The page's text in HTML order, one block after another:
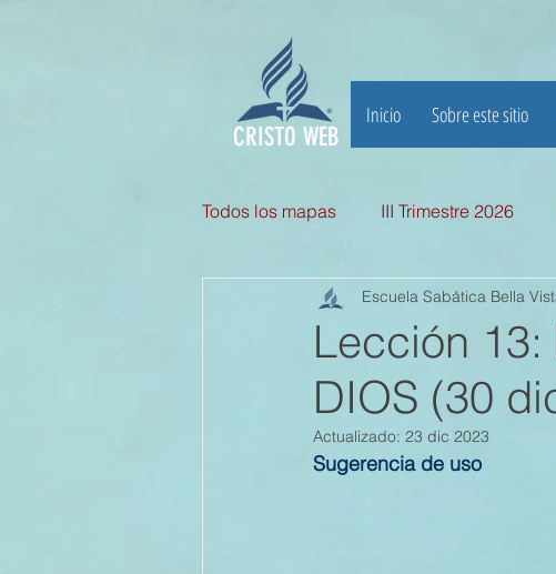
CRISTO WEB
Inicio Sobre este sitio
Todos los mapas III Trimestre 2026
III TRIMESTRE 2025 II Trimestre
II TRIMESTRE 2024 I
II TRIMESTRE 2023 I TRIMESTRE
Lección 13:
DIOS (30
Escuela Sabática Bella
Actualizado: 23 dic 2023
Sugerencia de uso